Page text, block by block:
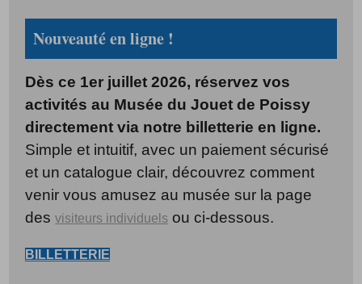
Nouveauté en ligne !
Dès ce 1er juillet 2026, réservez vos
activités au Musée du Jouet de Poissy
directement via notre billetterie en ligne.
Simple et intuitif, avec un paiement sécurisé
et un catalogue clair, découvrez comment
venir vous amusez au musée sur la page
desvisiteurs individuels ou ci-dessous.
BILLETTERIE